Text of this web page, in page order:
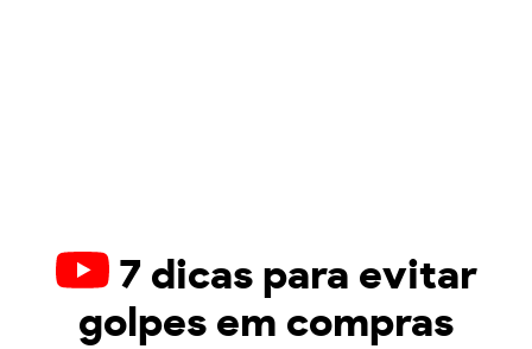
7 dicas para evitar
golpes em compras